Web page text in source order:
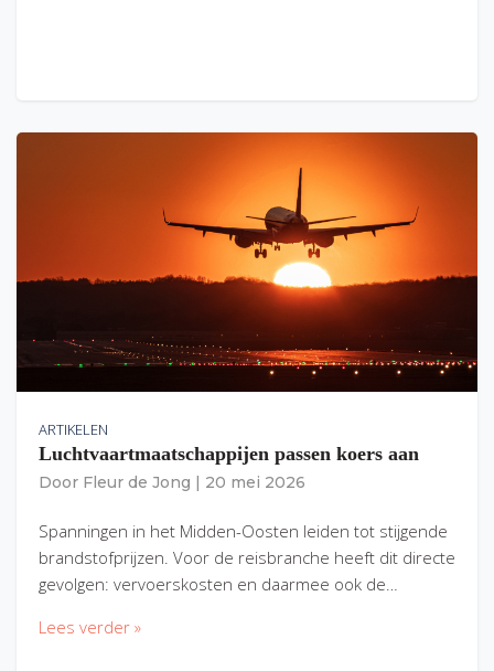
ARTIKELEN
Luchtvaartmaatschappijen passen koers aan
Door Fleur de Jong 20 mei 2026
Spanningen in het Midden-Oosten leiden tot stijgende
brandstofprijzen. Voor de reisbranche heeft dit directe
gevolgen: vervoerskosten en daarmee ook de…
Lees verder »